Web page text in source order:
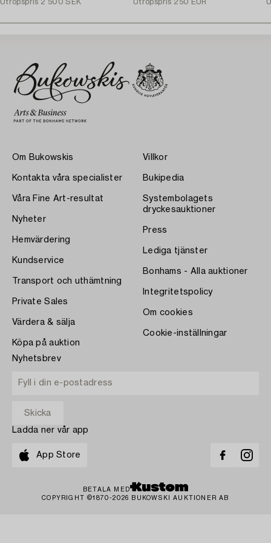
Utropspris 2 500 SEK
Utropspris 250 EUR
Om Bukowskis
Kontakta våra specialister
Våra Fine Art-resultat
Nyheter
Hemvärdering
Kundservice
Transport och uthämtning
Private Sales
Värdera & sälja
Köpa på auktion
Villkor
Bukipedia
Systembolagets
dryckesauktioner
Press
Lediga tjänster
Bonhams - Alla auktioner
Integritetspolicy
Om cookies
Cookie-inställningar
Nyhetsbrev
Ladda ner vår app
App Store
BETALA MED
COPYRIGHT ©1870-2026 BUKOWSKI AUKTIONER AB